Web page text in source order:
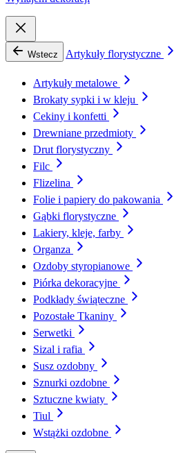
Wstecz Artykuły florystyczne
Artykuły metalowe
Brokaty sypki i w kleju
Cekiny i konfetti
Drewniane przedmioty
Drut florystyczny
Filc
Flizelina
Folie i papiery do pakowania
Gąbki florystyczne
Lakiery, kleje, farby
Organza
Ozdoby styropianowe
Piórka dekoracyjne
Podkłady świąteczne
Pozostałe Tkaniny
Serwetki
Sizal i rafia
Susz ozdobny
Sznurki ozdobne
Sztuczne kwiaty
Tiul
Wstążki ozdobne